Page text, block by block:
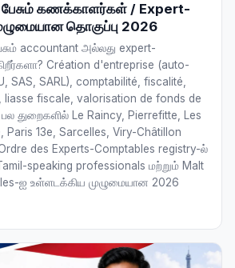
பேசும் கணக்காளர்கள் / Expert-
தொகுப்பு 2026
accountant அல்லது expert-
Création d'entreprise (auto-
SAS, SARL), comptabilité, fiscalité,
liasse fiscale, valorisation de fonds de
துறைகளில் Le Raincy, Pierrefitte, Les
Paris 13e, Sarcelles, Viry-Châtillon
des Experts-Comptables registry-ல்
speaking professionals மற்றும் Malt
ஐ உள்ளடக்கிய முழுமையான 2026